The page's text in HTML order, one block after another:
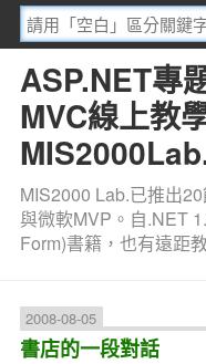
ASP.NET專
MVC線上教
MIS2000 Lab.已推出
與微軟MVP。自.NET
Form)書籍，也有遠距
2008-08-05
書店的一段對話